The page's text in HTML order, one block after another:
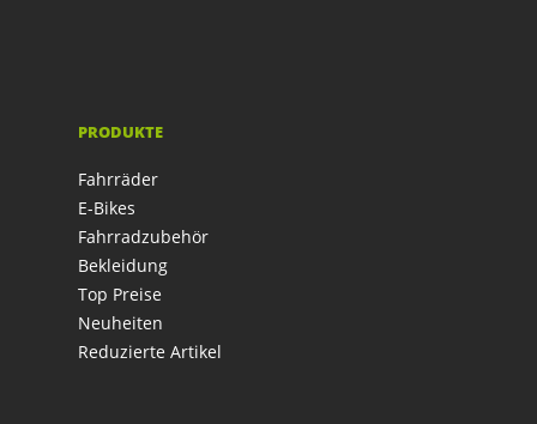
PRODUKTE
Fahrräder
E-Bikes
Fahrradzubehör
Bekleidung
Top Preise
Neuheiten
Reduzierte Artikel